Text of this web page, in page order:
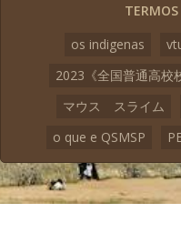
os indigenas
2023《全国普通高校
マウス スライム
o que e QSMSP